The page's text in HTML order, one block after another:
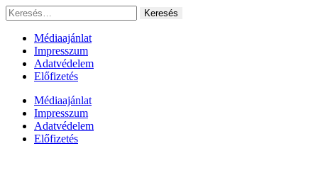
Ugrás
a
tartalomhoz
Keresés:
Médiaajánlat
Impresszum
Adatvédelem
Előfizetés
Médiaajánlat
Impresszum
Adatvédelem
Előfizetés